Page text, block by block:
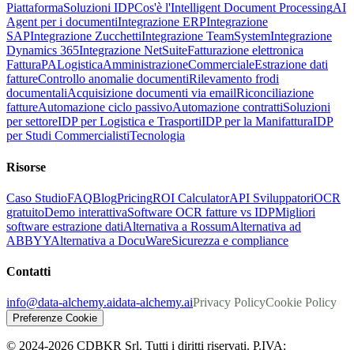
PiattaformaSoluzioni IDPCos'è l'Intelligent Document ProcessingAI
Agent per i documentiIntegrazione ERPIntegrazione
SAPIntegrazione ZucchettiIntegrazione TeamSystemIntegrazione
Dynamics 365Integrazione NetSuiteFatturazione elettronica
FatturaPALogisticaAmministrazioneCommercialeEstrazione dati
fattureControllo anomalie documentiRilevamento frodi
documentaliAcquisizione documenti via emailRiconciliazione
fattureAutomazione ciclo passivoAutomazione contrattiSoluzioni
per settoreIDP per Logistica e TrasportiIDP per la ManifatturaIDP
per Studi CommercialistiTecnologia
Risorse
Caso StudioFAQBlogPricingROI CalculatorAPI SviluppatoriOCR
gratuitoDemo interattivaSoftware OCR fatture vs IDPMigliori
software estrazione datiAlternativa a RossumAlternativa ad
ABBYYAlternativa a DocuWareSicurezza e compliance
Contatti
info@data-alchemy.aidata-alchemy.aiPrivacy PolicyCookie Policy
Preferenze Cookie
© 2024-2026 CDBKR Srl. Tutti i diritti riservati. P.IVA: